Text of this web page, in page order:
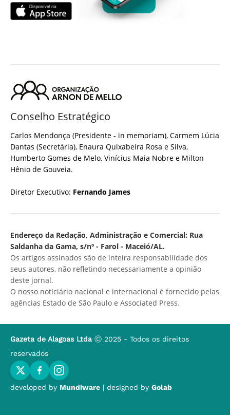
Conselho Estratégico
Carlos Mendonça (Presidente - in memoriam), Carmem Lúcia
Dantas (Secretária), Enaura Quixabeira Rosa e Silva,
Humberto Gomes de Melo, Vinícius Maia Nobre e Milton
Hênio de Gouveia.
Diretor Executivo: Fernando James
Endereço da Redação, Administração e Comercial: Rua
Saldanha da Gama, s/nº - Farol - Maceió/AL.
Os artigos assinados são de inteira responsabilidade dos
seus autores, não refletindo necessariamente a opinião
deste jornal.
O nosso noticiário nacional e internacional é fornecido pelas
agências Estado de São Paulo e Associated Press.
Gazeta de Alagoas Ltda Ⓒ 2025 - Todos os direitos
reservados
developed by Mundiware | designed by Golab